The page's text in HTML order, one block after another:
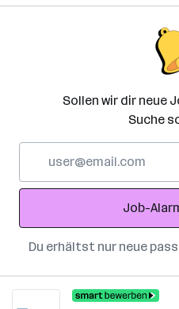
Sollen wir dir neue
Suche
Adresse
Job-
Du erhältst nur neue